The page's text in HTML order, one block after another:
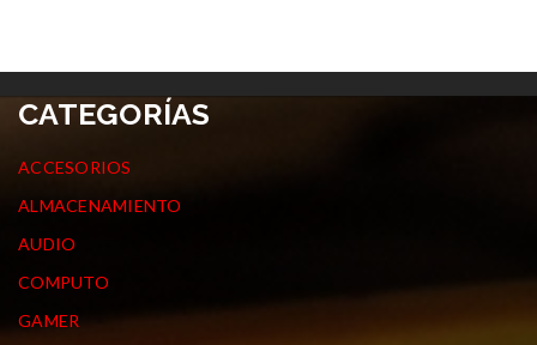
CATEGORÍAS
ACCESORIOS
ALMACENAMIENTO
AUDIO
COMPUTO
GAMER